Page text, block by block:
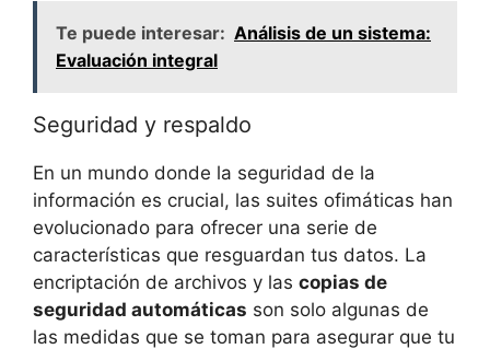
Te puede interesar: Análisis de un sistema:
Evaluación integral
Seguridad y respaldo
En un mundo donde la seguridad de la
información es crucial, las suites ofimáticas han
evolucionado para ofrecer una serie de
características que resguardan tus datos. La
encriptación de archivos y las copias de
seguridad automáticas son solo algunas de
las medidas que se toman para asegurar que tu